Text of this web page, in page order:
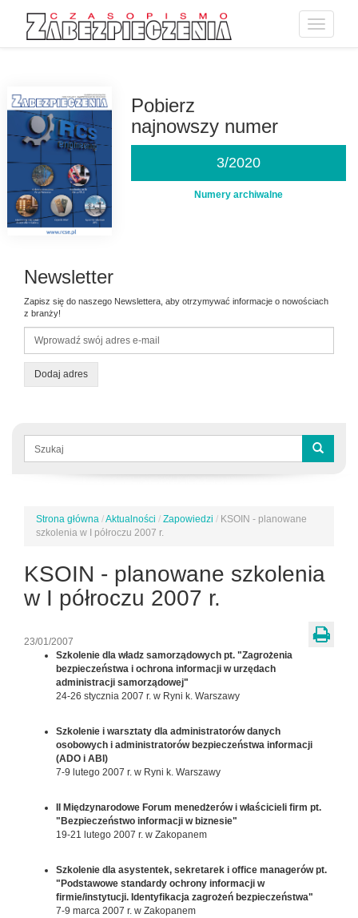
Toggle
Pobierz
najnowszy numer
3/2020
Numery archiwalne
Newsletter
Zapisz się do naszego Newslettera, aby otrzymywać informacje o nowościach
z branży!
Dodaj adres
Formularz
wyszukiwania
Jesteś
tutaj
Strona główna /Aktualności / Zapowiedzi / KSOIN - planowane
szkolenia w I półroczu 2007 r.
KSOIN - planowane szkolenia
w I półroczu 2007 r.
23/01/2007
Szkolenie dla władz samorządowych pt. "Zagrożenia
bezpieczeństwa i ochrona informacji w urzędach
administracji samorządowej"
24-26 stycznia 2007 r. w Ryni k. Warszawy
Szkolenie i warsztaty dla administratorów danych
osobowych i administratorów bezpieczeństwa informacji
(ADO i ABI)
7-9 lutego 2007 r. w Ryni k. Warszawy
II Międzynarodowe Forum menedżerów i właścicieli firm pt.
"Bezpieczeństwo informacji w biznesie"
19-21 lutego 2007 r. w Zakopanem
Szkolenie dla asystentek, sekretarek i office managerów pt.
"Podstawowe standardy ochrony informacji w
firmie/instytucji. Identyfikacja zagrożeń bezpieczeństwa"
7-9 marca 2007 r. w Zakopanem